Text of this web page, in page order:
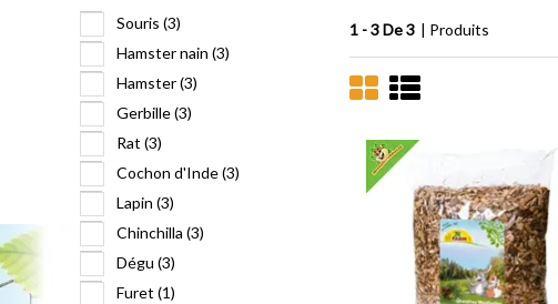
Souris (3)
Hamster nain (3)
Hamster(3)
Gerbille(3)
Rat (3)
Cochon d'Inde(3)
Lapin (3)
Chinchilla (3)
Dégu (3)
Furet (1)
1 - 3 De 3 | Produits